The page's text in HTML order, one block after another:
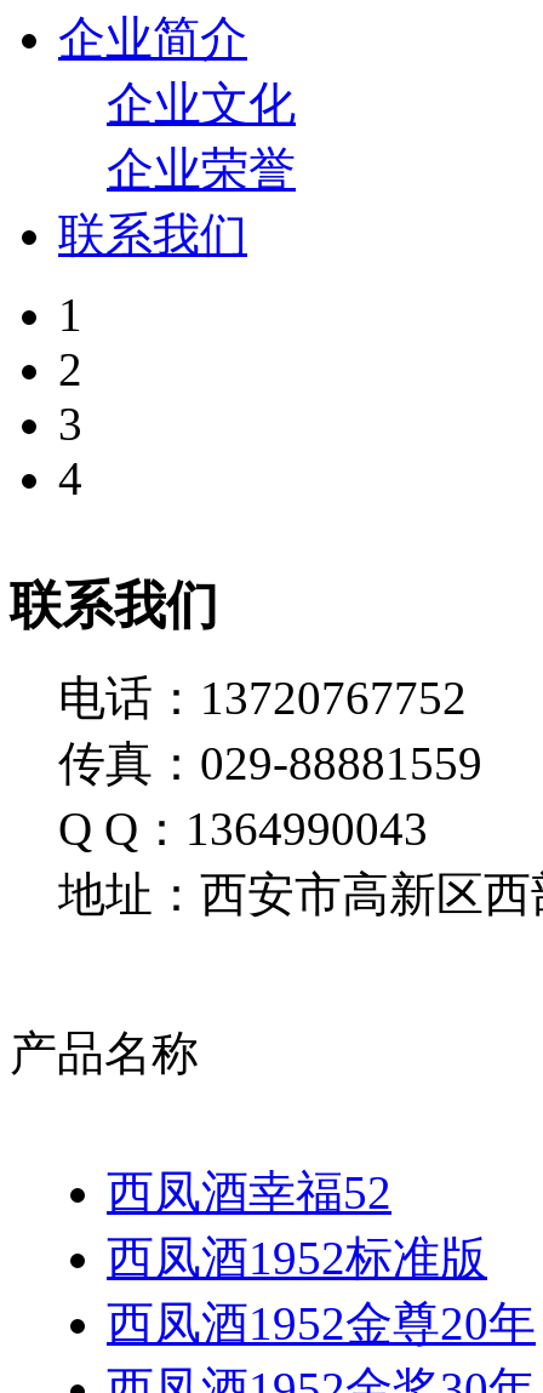
企业简介
企业文化
企业荣誉
联系我们
1
2
3
4
联系我们
电话：13720767752
传真：029-88881559
Q Q：1364990043
地址：西安市高新区西
产品名称
西凤酒幸福52
西凤酒1952标准版
西凤酒1952金尊20年